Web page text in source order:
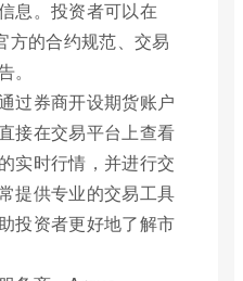
息。投资者可以在
方的合约规范、交易
。
过券商开设期货账户
接在交易平台上查看
实时行情，并进行交
提供专业的交易工具
投资者更好地了解市